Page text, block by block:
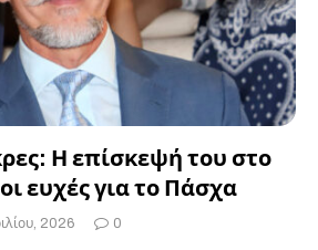
Η επίσκεψή του στο
ευχές για το Πάσχα
2026 0